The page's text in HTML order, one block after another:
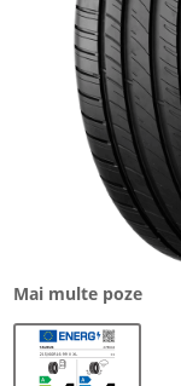
Mai multe poze